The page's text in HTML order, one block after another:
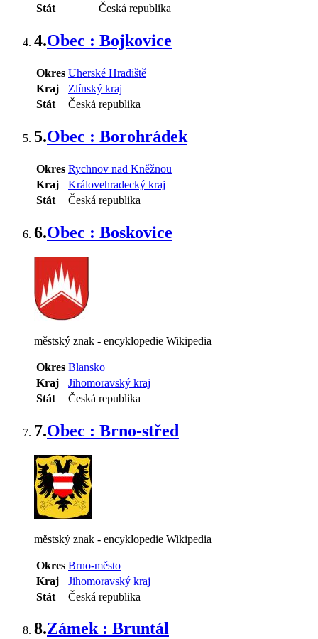
Stát
Česká republika
4.Obec : Bojkovice
Okres Uherské Hradiště
Kraj
Zlínský kraj
Stát
Česká republika
5.Obec : Borohrádek
Okres Rychnov nad Kněžnou
Kraj
Královehradecký kraj
Stát
Česká republika
6.Obec : Boskovice
městský znak - encyklopedie Wikipedia
Okres Blansko
Kraj
Jihomoravský kraj
Stát
Česká republika
7.Obec : Brno-střed
městský znak - encyklopedie Wikipedia
Okres Brno-město
Kraj
Jihomoravský kraj
Stát
Česká republika
8.Zámek : Bruntál